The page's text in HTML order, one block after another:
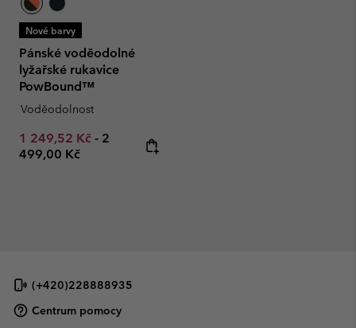
Nové barvy
Pánské voděodolné
lyžařské rukavice
PowBound™
Voděodolnost
Minimum sale price:
1 249,52 Kč - Maximum price:
2
499,00 Kč
(+420)228888935
Centrum pomocy